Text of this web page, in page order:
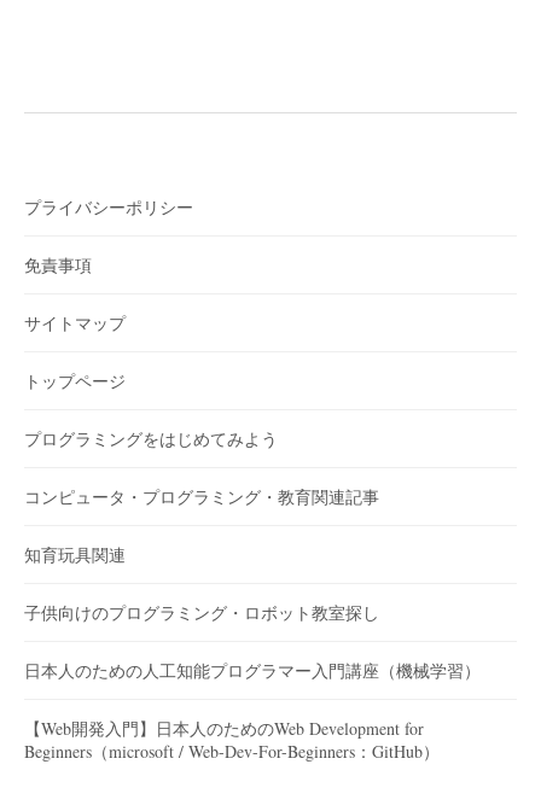
プライバシーポリシー
免責事項
サイトマップ
トップページ
プログラミングをはじめてみよう
コンピュータ・プログラミング・教育関連記事
知育玩具関連
子供向けのプログラミング・ロボット教室探し
日本人のための人工知能プログラマー入門講座（機械学習）
【Web開発入門】日本人のためのWeb Development for
Beginners（microsoft / Web-Dev-For-Beginners：GitHub）